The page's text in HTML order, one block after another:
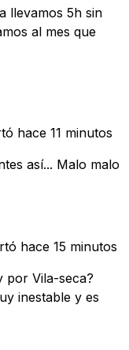
llevamos 5h sin
al mes que
hace 11 minutos
así... Malo malo
hace 15 minutos
por Vila-seca?
inestable y es